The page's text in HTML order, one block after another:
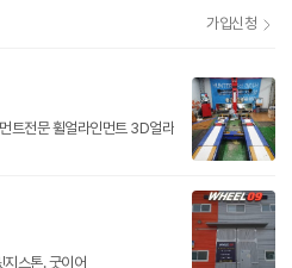
가입신청
트전문 휠얼라인먼트 3D얼라
지스톤. 굿이어